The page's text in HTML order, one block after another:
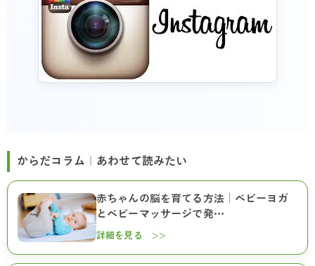
からだコラム｜あわせて読みたい
赤ちゃんの脳を育てる方法｜ベビーヨガ
とベビーマッサージで発…
詳細を見る >>